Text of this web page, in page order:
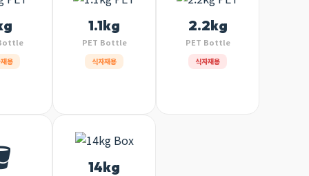
용
1.1kg
PET Bottle
식자재용
2.2kg
PET Bottle
식자재용
14kg